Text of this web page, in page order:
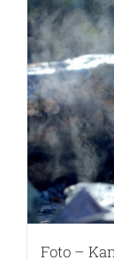
Foto –